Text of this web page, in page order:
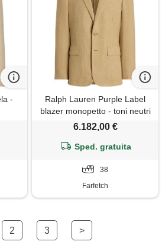
-
Ralph Lauren Purple Label
blazer monopetto - toni neutri
6.182,00 €
Sped. gratuita
38
Farfetch
2 3 >